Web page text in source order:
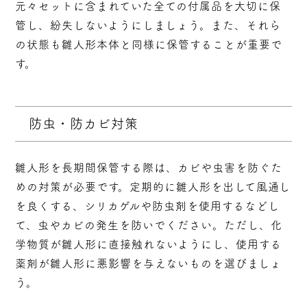
元々セットに含まれていた全ての付属品を大切に保
管し、紛失しないようにしましょう。また、それら
の状態も雛人形本体と同様に保管することが重要で
す。
防虫・防カビ対策
雛人形を長期間保管する際は、カビや虫害を防ぐた
めの対策が必要です。定期的に雛人形を出して風通し
を良くする、シリカゲルや防虫剤を使用するなどし
て、虫やカビの発生を防いでください。ただし、化
学物質が雛人形に直接触れないようにし、使用する
薬剤が雛人形に悪影響を与えないものを選びましょ
う。